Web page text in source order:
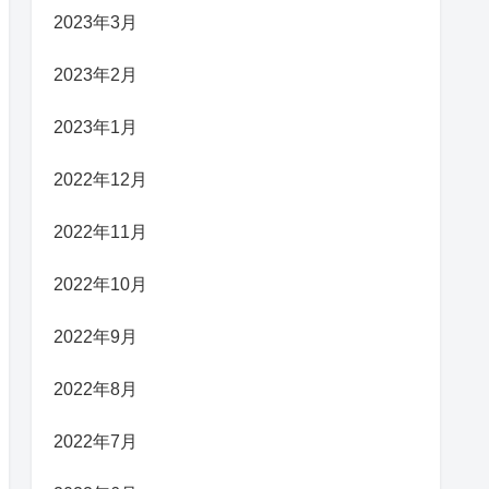
2023年3月
2023年2月
2023年1月
2022年12月
2022年11月
2022年10月
2022年9月
2022年8月
2022年7月